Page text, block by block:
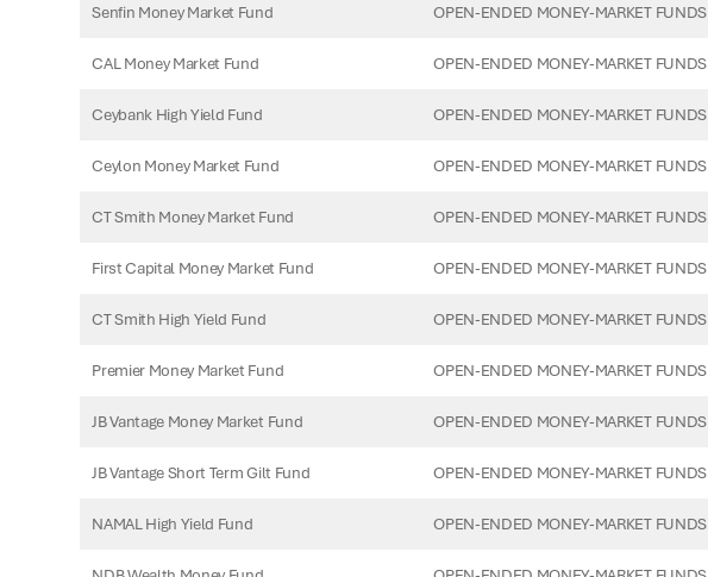
Senfin Money Market Fund OPEN-ENDED MONEY-MARKET FUNDS
CAL Money Market Fund OPEN-ENDED MONEY-MARKET FUNDS
Ceybank High Yield Fund OPEN-ENDED MONEY-MARKET FUNDS
Ceylon Money Market Fund OPEN-ENDED MONEY-MARKET FUNDS
CT Smith Money Market Fund OPEN-ENDED MONEY-MARKET FUNDS
First Capital Money Market Fund OPEN-ENDED MONEY-MARKET FUNDS
CT Smith High Yield Fund OPEN-ENDED MONEY-MARKET FUNDS
Premier Money Market Fund OPEN-ENDED MONEY-MARKET FUNDS
JB Vantage Money Market Fund OPEN-ENDED MONEY-MARKET FUNDS
JB Vantage Short Term Gilt Fund OPEN-ENDED MONEY-MARKET FUNDS
NAMAL High Yield Fund OPEN-ENDED MONEY-MARKET FUNDS